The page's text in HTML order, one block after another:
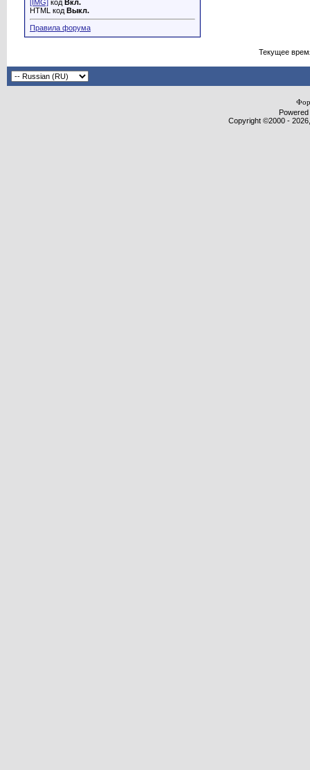
[IMG] код Вкл.
HTML код Выкл.
Правила форума
Текущее
Copyright ©2000 -